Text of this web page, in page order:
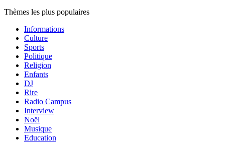
Thèmes les plus populaires
Informations
Culture
Sports
Politique
Religion
Enfants
DJ
Rire
Radio Campus
Interview
Noël
Musique
Education